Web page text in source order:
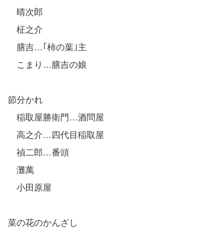
晴次郎
柾之介
膳吉…｢柿の葉｣主
こまり…膳吉の娘
節分かれ
稲取屋勝衛門…酒問屋
高之介…四代目稲取屋
禎二郎…番頭
灘萬
小田原屋
菜の花のかんざし